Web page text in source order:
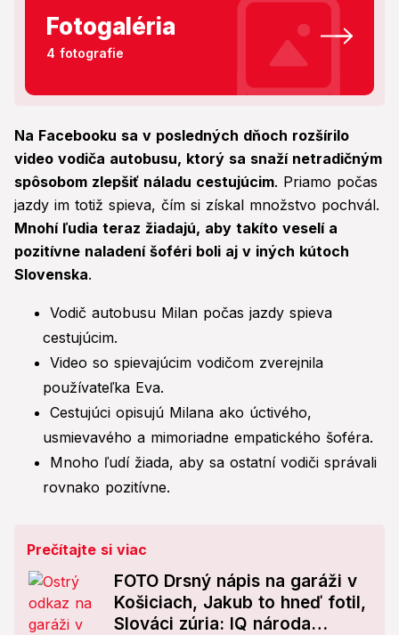
Fotogaléria
4 fotografie
Na Facebooku sa v posledných dňoch rozšírilo
video vodiča autobusu, ktorý sa snaží netradičným
spôsobom zlepšiť náladu cestujúcim. Priamo počas
jazdy im totiž spieva, čím si získal množstvo pochvál.
Mnohí ľudia teraz žiadajú, aby takíto veselí a
pozitívne naladení šoféri boli aj v iných kútoch
Slovenska.
Vodič autobusu Milan počas jazdy spieva
cestujúcim.
Video so spievajúcim vodičom zverejnila
používateľka Eva.
Cestujúci opisujú Milana ako úctivého,
usmievavého a mimoriadne empatického šoféra.
Mnoho ľudí žiada, aby sa ostatní vodiči správali
rovnako pozitívne.
Prečítajte si viac
FOTO Drsný nápis na garáži v
Košiciach, Jakub to hneď fotil,
Slováci zúria: IQ národa